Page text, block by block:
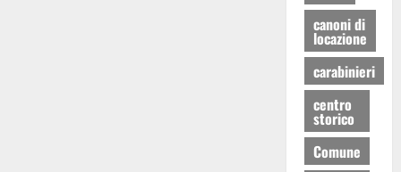
canoni di
locazione
carabinieri
centro
storico
Comune